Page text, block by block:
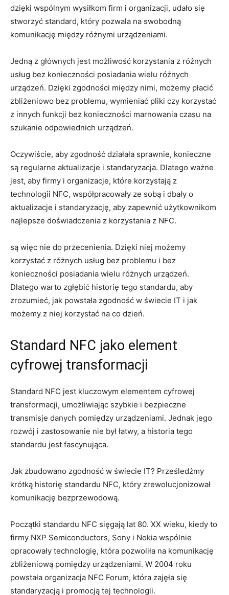
dzięki wspólnym wysiłkom firm i organizacji, udało się
stworzyć standard, który pozwala na swobodną
komunikację między różnymi urządzeniami.
Jedną z głównych jest możliwość korzystania z różnych
usług bez konieczności posiadania wielu różnych
urządzeń. Dzięki zgodności między nimi, możemy płacić
zbliżeniowo bez problemu, wymieniać pliki czy korzystać
z innych funkcji bez konieczności marnowania czasu na
szukanie odpowiednich urządzeń.
Oczywiście, aby zgodność działała sprawnie, konieczne
są regularne aktualizacje i standaryzacja. Dlatego ważne
jest, aby firmy i organizacje, które korzystają z
technologii NFC, współpracowały ze sobą i dbały o
aktualizacje i standaryzację, aby zapewnić użytkownikom
najlepsze doświadczenia z korzystania z NFC.
są więc nie do przecenienia. Dzięki niej możemy
korzystać z różnych usług bez problemu i bez
konieczności posiadania wielu różnych urządzeń.
Dlatego warto zgłębić historię tego standardu, aby
zrozumieć, jak powstała zgodność w świecie IT i jak
możemy z niej korzystać na co dzień.
Standard NFC jako element
cyfrowej transformacji
Standard NFC jest kluczowym elementem cyfrowej
transformacji, umożliwiając szybkie i bezpieczne
transmisje danych pomiędzy urządzeniami. Jednak jego
rozwój i zastosowanie nie był łatwy, a historia tego
standardu jest fascynująca.
Jak zbudowano zgodność w świecie IT? Prześledźmy
krótką historię standardu NFC, który zrewolucjonizował
komunikację bezprzewodową.
Początki standardu NFC sięgają lat 80. XX wieku, kiedy to
firmy NXP Semiconductors, Sony i Nokia wspólnie
opracowały technologię, która pozwoliła na komunikację
zbliżeniową pomiędzy urządzeniami. W 2004 roku
powstała organizacja NFC Forum, która zajęła się
standaryzacją i promocją tej technologii.